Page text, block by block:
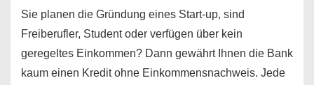
Sie planen die Gründung eines Start-up, sind
Freiberufler, Student oder verfügen über kein
geregeltes Einkommen? Dann gewährt Ihnen die Bank
kaum einen Kredit ohne Einkommensnachweis. Jede